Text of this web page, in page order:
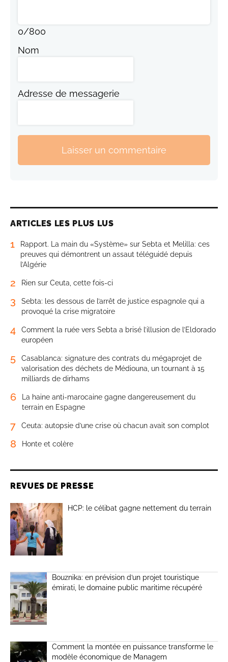
0/800
Nom
Adresse de messagerie
Laisser un commentaire
ARTICLES LES PLUS LUS
1
Rapport. La main du «Système» sur Sebta et Melilla: ces
preuves qui démontrent un assaut téléguidé depuis
l’Algérie
2 Rien sur Ceuta, cette fois-ci
3
Sebta: les dessous de l’arrêt de justice espagnole qui a
provoqué la crise migratoire
4
Comment la ruée vers Sebta a brisé l’illusion de l’Eldorado
européen
5
Casablanca: signature des contrats du mégaprojet de
valorisation des déchets de Médiouna, un tournant à 15
milliards de dirhams
6
La haine anti-marocaine gagne dangereusement du
terrain en Espagne
7 Ceuta: autopsie d’une crise où chacun avait son complot
8 Honte et colère
REVUES DE PRESSE
HCP: le célibat gagne nettement du terrain
Bouznika: en prévision d’un projet touristique
émirati, le domaine public maritime récupéré
Comment la montée en puissance transforme le
modèle économique de Managem